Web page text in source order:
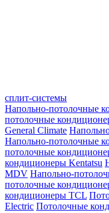
сплит-системы
Напольно-потолочные
потолочные
General Climate
Напольно-потолочные
потолочные
кондиционеры Kentatsu
MDV Напольно-
потолочные
кондиционеры TCL
Electric Потолочные